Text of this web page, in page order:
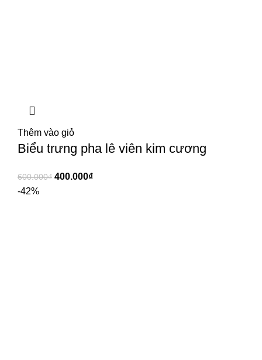
Thêm vào giỏ
Biểu trưng pha lê viên kim cương
600.000₫ 400.000₫
-42%